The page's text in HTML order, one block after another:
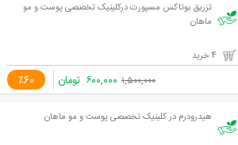
تزریق بوتاکس مسپورت درکلینیک تخصصی پوست و مو
ماهان
٪60 ۱,۵۰۰,۰۰۰ ۶۰۰,۰۰۰ تومان
هیدرودرم در کلینیک تخصصی پوست و مو ماهان